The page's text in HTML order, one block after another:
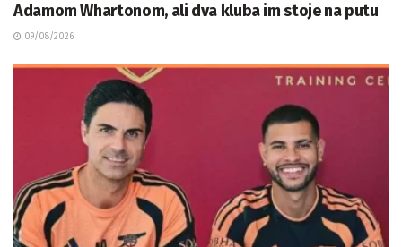
Adamom Whartonom, ali dva kluba im stoje na putu
09/08/2026